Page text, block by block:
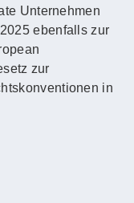
Unternehmen
ebenfalls zur
zur
in